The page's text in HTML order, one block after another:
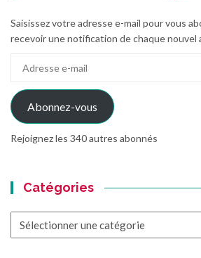
Saisissez votre adresse e-mail pour vous
recevoir une notification de chaque nouvel
mail
Abonnez-vous
Rejoignez les 340 autres abonnés
Catégories